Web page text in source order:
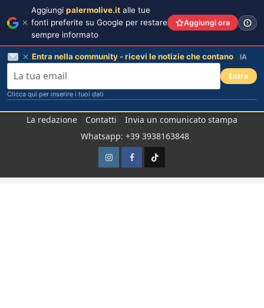
La redazione Contatti
Invia un comunicato stampa
Whatsapp: +39 3938163848
InstagramFacebook
TikTok
Aggiungi palermolive.it alle tue
fonti preferite su Google per restare
sempre informato
Aggiungi ora
Entra nella community - ricevi le notizie che contano IA
Entra
Clicca qui per inserire i tuoi dati